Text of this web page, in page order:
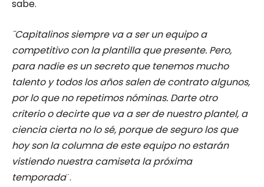
sabe.
¨Capitalinos siempre va a ser un equipo a
competitivo con la plantilla que presente. Pero,
para nadie es un secreto que tenemos mucho
talento y todos los años salen de contrato algunos,
por lo que no repetimos nóminas. Darte otro
criterio o decirte que va a ser de nuestro plantel, a
ciencia cierta no lo sé, porque de seguro los que
hoy son la columna de este equipo no estarán
vistiendo nuestra camiseta la próxima
temporada¨.